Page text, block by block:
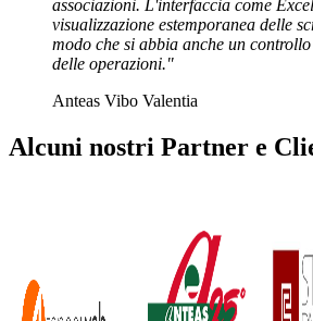
associazioni. L'interfaccia come
visualizzazione estemporanea delle
modo che si abbia anche un
delle operazioni."
Anteas Vibo Valentia
Alcuni nostri Partner e